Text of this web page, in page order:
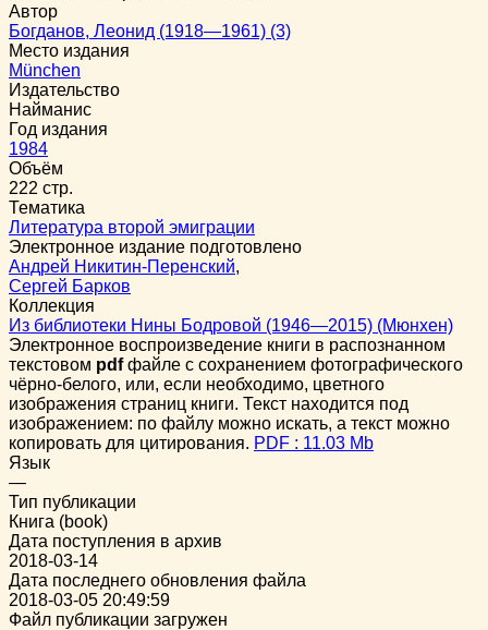
Автор
Богданов, Леонид (1918—1961) (3)
Место издания
München
Издательство
Найманис
Год издания
1984
Объём
222 стр.
Тематика
Литература второй эмиграции
Электронное издание подготовлено
Андрей Никитин-Перенский,
Сергей Барков
Коллекция
Из библиотеки Нины Бодровой (1946—2015) (Мюнхен)
Электронное воспроизведение книги в распознанном
текстовом pdfфайле с сохранением фотографического
чёрно-белого, или, если необходимо, цветного
изображения страниц книги. Текст находится под
изображением: по файлу можно искать, а текст можно
копировать для цитирования. PDF : 11.03 Mb
Язык
—
Тип публикации
Книга (book)
Дата поступления в архив
2018-03-14
Дата последнего обновления файла
2018-03-05 20:49:59
Файл публикации загружен